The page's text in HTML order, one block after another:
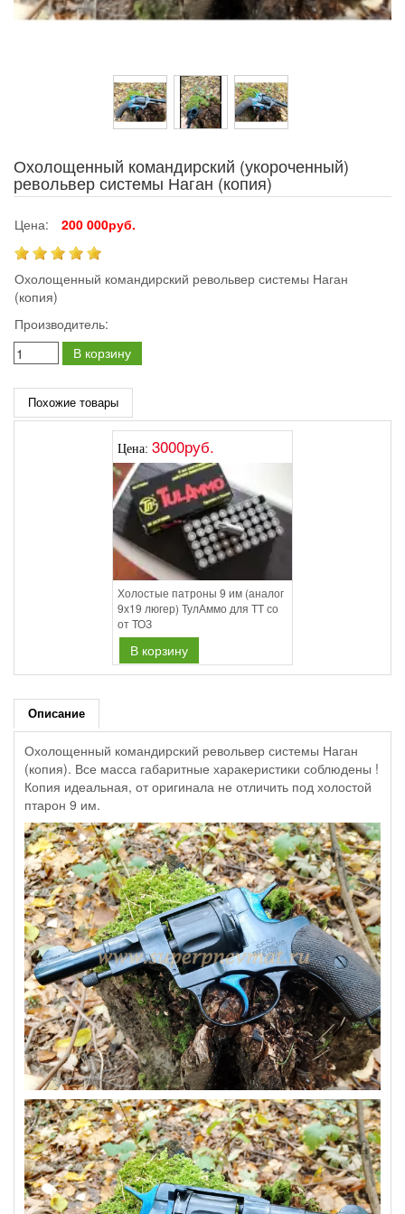
Охолощенный командирский (укороченный)
револьвер системы Наган (копия)
Цена: 200 000руб.
Охолощенный командирский револьвер системы Наган
(копия)
Производитель:
В корзину
Похожие товары
Цена: 3000руб.
Холостые патроны 9 им (аналог
9х19 люгер) ТулАммо для ТТ со
от ТОЗ
В корзину
Описание
Охолощенный командирский револьвер системы Наган
(копия). Все масса габаритные харакеристики соблюдены !
Копия идеальная, от оригинала не отличить под холостой
птарон 9 им.